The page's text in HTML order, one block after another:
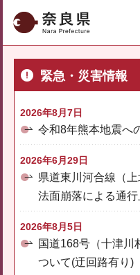
奈良県
緊急・災害情報
2026年8月7日
令和8年熊本地震へ
2026年6月29日
県道東川河合線（
法面崩落による通
2026年8月5日
国道168号（十津川
ついて(迂回路有り)